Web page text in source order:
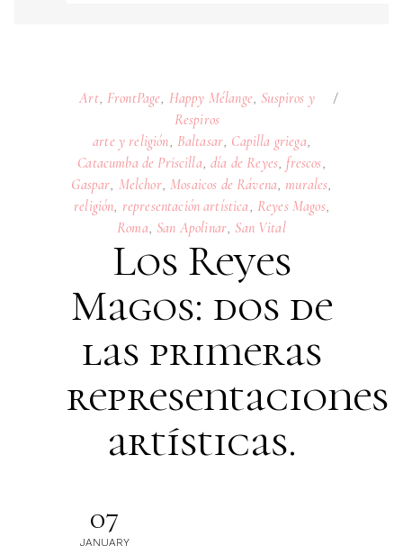
Art, FrontPage Happy Mélange ,Suspiros y
Respiros
arte y religión Baltasar Capilla griega
Catacumba de Priscilla ,día de Reyes frescos
Gaspar Melchor, Mosaicos de Rávena murales
religión representación artística Reyes Magos,
Roma ,San Apolinar ,San Vital
Los Reyes
Magos: dos de
las primeras
representaciones
artísticas.
07
JANUARY